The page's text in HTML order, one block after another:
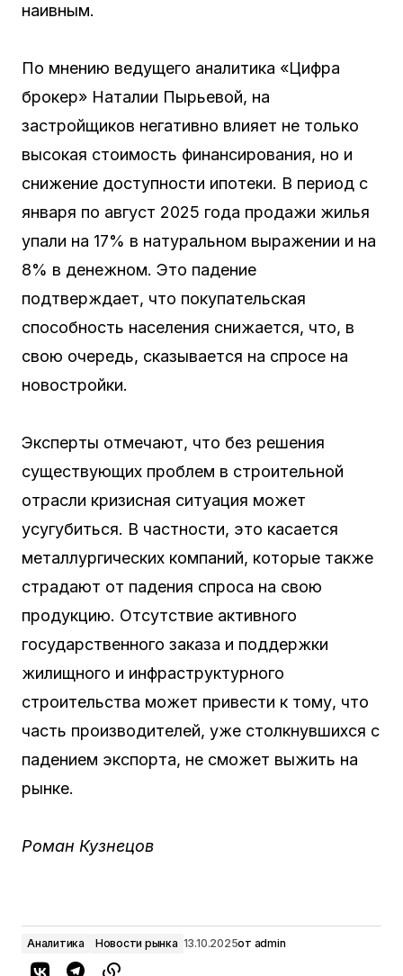
наивным.
По мнению ведущего аналитика «Цифра
брокер» Наталии Пырьевой, на
застройщиков негативно влияет не только
высокая стоимость финансирования, но и
снижение доступности ипотеки. В период с
января по август 2025 года продажи жилья
упали на 17% в натуральном выражении и на
8% в денежном. Это падение
подтверждает, что покупательская
способность населения снижается, что, в
свою очередь, сказывается на спросе на
новостройки.
Эксперты отмечают, что без решения
существующих проблем в строительной
отрасли кризисная ситуация может
усугубиться. В частности, это касается
металлургических компаний, которые также
страдают от падения спроса на свою
продукцию. Отсутствие активного
государственного заказа и поддержки
жилищного и инфраструктурного
строительства может привести к тому, что
часть производителей, уже столкнувшихся с
падением экспорта, не сможет выжить на
рынке.
Роман Кузнецов
Аналитика Новости рынка 13.10.2025от admin